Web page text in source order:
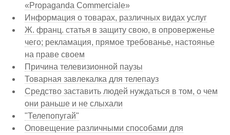
«Propaganda Commerciale»
Информация о товарах, различных видах услуг
Ж. франц. статья в защиту свою, в опроверженье
чего; рекламация, прямое требованье, настоянье
на праве своем
Причина телевизионной паузы
Товарная завлекалка для телепауз
Средство заставить людей нуждаться в том, о чем
они раньше и не слыхали
"Телепопугай"
Оповещение различными способами для